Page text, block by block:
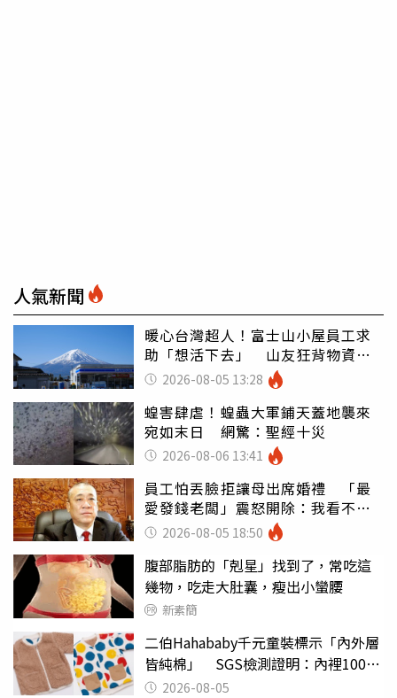
人氣新聞
暖心台灣超人！富士山小屋員工求
助「想活下去」 山友狂背物資上
山：台灣真的是寶島
2026-08-05 13:28
蝗害肆虐！蝗蟲大軍鋪天蓋地襲來
宛如末日 網驚：聖經十災
2026-08-06 13:41
員工怕丟臉拒讓母出席婚禮 「最
愛發錢老闆」震怒開除：我看不起
你 2026-08-05 18:50
腹部脂肪的「剋星」找到了，常吃這
幾物，吃走大肚囊，瘦出小蠻腰
新素簡
二伯Hahababy千元童裝標示「內外層
皆純棉」 SGS檢測證明：內裡100%
聚酯纖維
2026-08-05